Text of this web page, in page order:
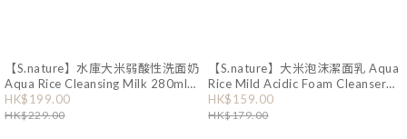
【S.nature】水庫大米弱酸性洗面奶
Aqua Rice Cleansing Milk 280ml
(OY621)
HK$199.00
HK$229.00
【S.nature】大米泡沫潔面乳 Aqua
Rice Mild Acidic Foam Cleanser
160ml (+20ml) (OY200)
HK$159.00
HK$179.00